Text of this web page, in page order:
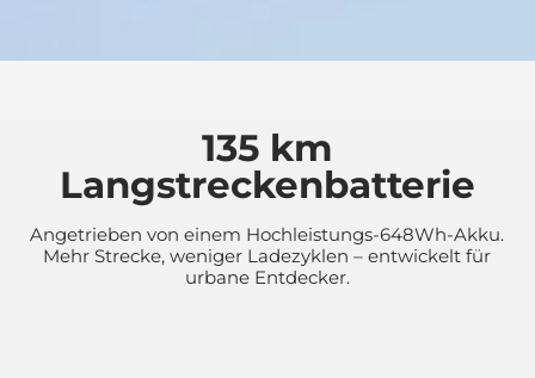
135 km
Langstreckenbatterie
Angetrieben von einem Hochleistungs-648Wh-Akku.
Mehr Strecke, weniger Ladezyklen – entwickelt für
urbane Entdecker.